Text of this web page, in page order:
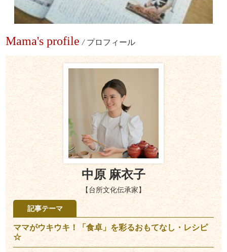
Mama's profile / プロフィール
中原 麻衣子
【台所文化伝承家】
記事テーマ
ママがウキウキ！「食卓」を彩るおもてなし・レシピ
☆